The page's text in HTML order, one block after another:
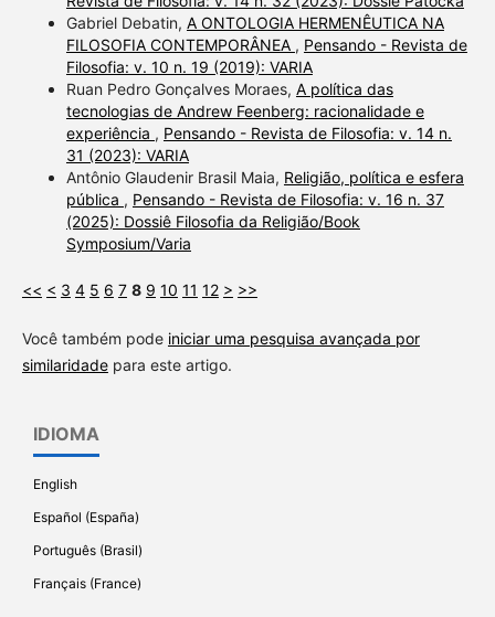
Gabriel Debatin, A ONTOLOGIA HERMENÊUTICA NA
FILOSOFIA CONTEMPORÂNEA , Pensando - Revista de
Filosofia: v. 10 n. 19 (2019): VARIA
Ruan Pedro Gonçalves Moraes, A política das
tecnologias de Andrew Feenberg: racionalidade e
experiência , Pensando - Revista de Filosofia: v. 14 n.
31 (2023): VARIA
Antônio Glaudenir Brasil Maia, Religião, política e esfera
pública , Pensando - Revista de Filosofia: v. 16 n. 37
(2025): Dossiê Filosofia da Religião/Book
Symposium/Varia
<< < 3 4 5 6 7 8 9 10 11 12 > >>
Você também pode iniciar uma pesquisa avançada por
similaridadepara este artigo.
IDIOMA
English
Español (España)
Português (Brasil)
Français (France)